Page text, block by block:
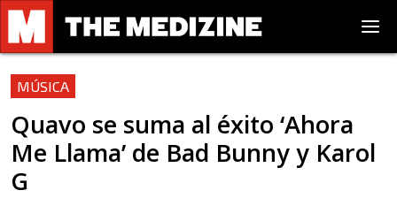
MÚSICA
Quavo se suma al éxito ‘Ahora
Me Llama’ de Bad Bunny y Karol
G